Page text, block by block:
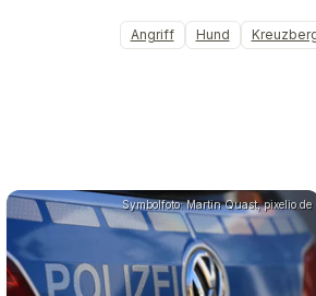
Angriff Hund
Symbolfoto: Martin Quast, pixelio.de